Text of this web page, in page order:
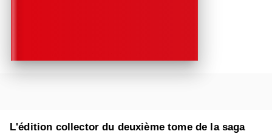
L'édition collector du deuxième tome de la saga